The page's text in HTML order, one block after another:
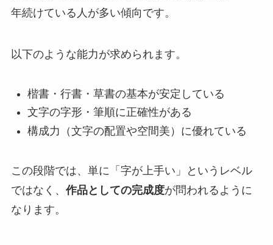
年続けている人が多い傾向です。
以下のような能力が求められます。
楷書・行書・草書の基本が安定している
文字の字形・筆順に正確性がある
構成力（文字の配置や空間美）に優れている
この段階では、単に「字が上手い」というレベル
ではなく、 作品としての完成度が問われるように
なります。